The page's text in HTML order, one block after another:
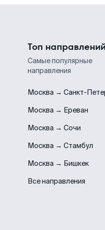
Топ направлений
Самые популярные
направления
Москва → Санкт-
Москва → Ереван
Москва → Сочи
Москва → Стамбул
Москва → Бишкек
Все направления